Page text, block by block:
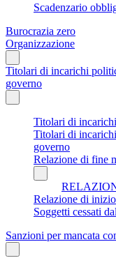
Scadenzario
Burocrazia zero
Organizzazione
Titolari di incarichi
governo
Titolari di
Titolari di
governo
Relazione di fine
Relazione di
Soggetti cessati
Sanzioni per mancata